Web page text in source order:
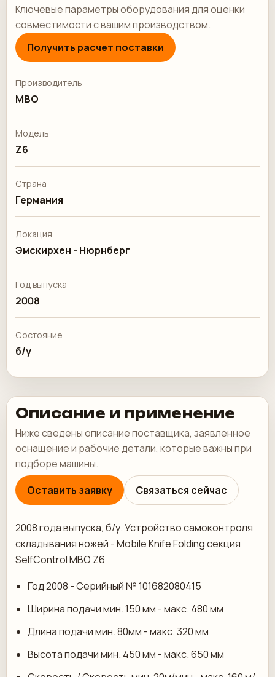
Ключевые параметры оборудования для оценки
совместимости с вашим производством.
Получить расчет поставки
Производитель
MBO
Модель
Z6
Страна
Германия
Локация
Эмскирхен - Нюрнберг
Год выпуска
2008
Состояние
б/у
Описание и применение
Ниже сведены описание поставщика, заявленное
оснащение и рабочие детали, которые важны при
подборе машины.
Оставить заявку
Связаться сейчас
2008 года выпуска, б/у. Устройство самоконтроля
складывания ножей - Mobile Knife Folding секция
SelfControl MBO Z6
Год 2008 - Серийный № 101682080415
Ширина подачи мин. 150 мм - макс. 480 мм
Длина подачи мин. 80мм - макс. 320 мм
Высота подачи мин. 450 мм - макс. 650 мм